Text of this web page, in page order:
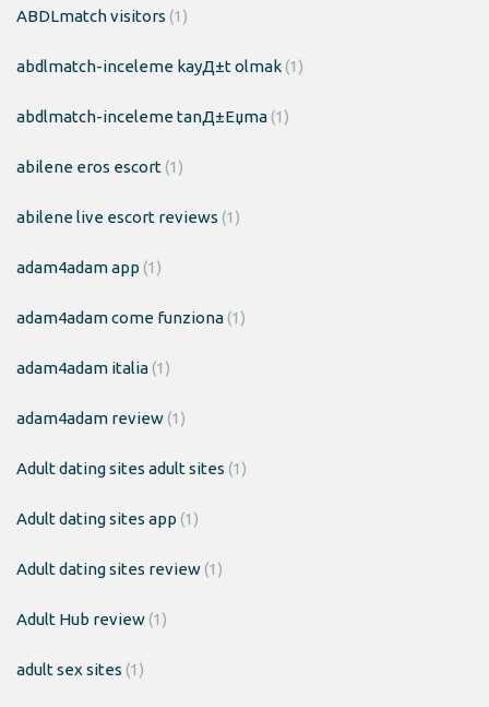
ABDLmatch visitors (1)
abdlmatch-inceleme kayД±t olmak(1)
abdlmatch-inceleme tanД±Еџma(1)
abilene eros escort(1)
abilene live escort reviews (1)
adam4adam app (1)
adam4adam come funziona(1)
adam4adam italia(1)
adam4adam review(1)
Adult dating sites adult sites (1)
Adult dating sites app (1)
Adult dating sites review(1)
Adult Hub review(1)
adult sex sites (1)